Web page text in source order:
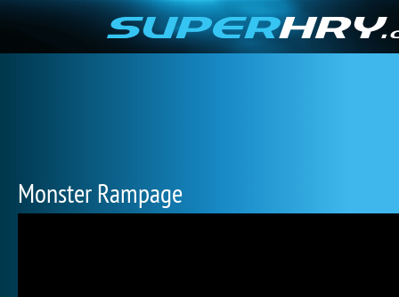
Monster Rampage